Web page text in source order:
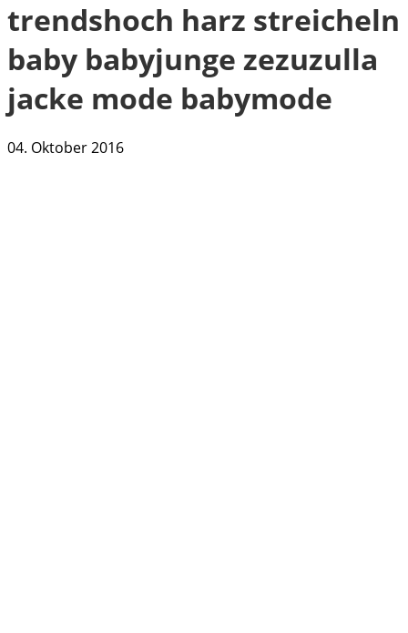
trendshoch harz streicheln
baby babyjunge zezuzulla
jacke mode babymode
04. Oktober 2016